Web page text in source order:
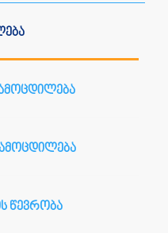
წევრობა